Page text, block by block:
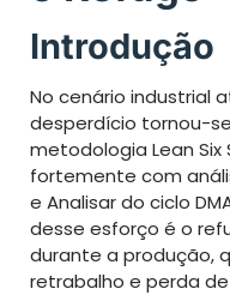
Introdução
No cenário industrial
desperdício tornou-
metodologia Lean Six
fortemente com
e Analisar do ciclo
desse esforço é o
durante a produção,
retrabalho e perda de